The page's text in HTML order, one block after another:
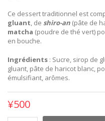
Ce dessert traditionnel est
gluant, de shiro-an (pâte de
matcha (poudre de thé vert)
en bouche.
Ingrédients : Sucre, sirop de
gluant, pâte de haricot blanc,
émulsifiant, arômes.
¥500